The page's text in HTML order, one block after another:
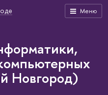
Меню
Новгород)